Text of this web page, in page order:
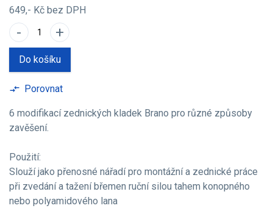
649,- Kč bez DPH
- +
Do košíku
compare_arrows Porovnat
6 modifikací zednických kladek Brano pro různé způsoby
zavěšení.
Použití:
Slouží jako přenosné nářadí pro montážní a zednické práce
při zvedání a tažení břemen ruční silou tahem konopného
nebo polyamidového lana